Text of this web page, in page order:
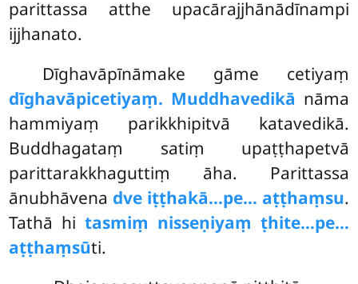
parittassa atthe upacārajjhānādīnampi
ijjhanato.
Dīghavāpīnāmake gāme cetiyaṃ
dīghavāpicetiyaṃ. Muddhavedikā nāma
hammiyaṃ parikkhipitvā katavedikā.
Buddhagataṃ satiṃ upaṭṭhapetvā
parittarakkhaguttiṃ āha. Parittassa
ānubhāvena dve iṭṭhakā…pe… aṭṭhaṃsu.
Tathā hi tasmiṃ nisseṇiyaṃ ṭhite…pe…
aṭṭhaṃsūti.